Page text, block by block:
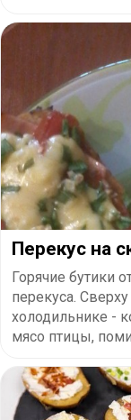
Перекус на
Горячие бутики
перекуса.
холодильнике -
мясо птицы,